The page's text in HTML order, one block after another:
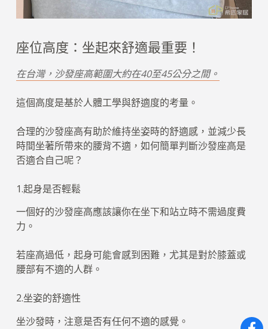
座位高度：坐起來舒適最重要！
在台灣，沙發座高範圍大約在40至45公分之間。
這個高度是基於人體工學與舒適度的考量。
合理的沙發座高有助於維持坐姿時的舒適感，並減少長
時間坐著所帶來的腰背不適，如何簡單判斷沙發座高是
否適合自己呢？
1.起身是否輕鬆
一個好的沙發座高應該讓你在坐下和站立時不需過度費
力。
若座高過低，起身可能會感到困難，尤其是對於膝蓋或
腰部有不適的人群。
2.坐姿的舒適性
坐沙發時，注意是否有任何不適的感覺。